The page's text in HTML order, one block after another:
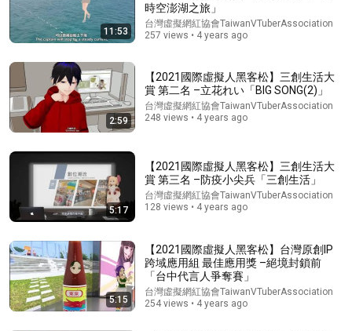
牛奶加上它，骨头烂成渣！吃一次骨头就破一个洞，骨科专家
1口都不敢碰，不想70岁一过就坐轮椅的，再喜欢都要忌口！
【家庭大医生】
《家有大中医》官方频道 • 706K views
11:53
時空澎湖之旅」
台灣虛擬網紅協會TaiwanVTuberAssociation
257 views • 4 years ago
2:59
【2021國際虛擬人黑客松】三創生活大
賞 第二名 –立花れい「BIG SONG(2)」
台灣虛擬網紅協會TaiwanVTuberAssociation
248 views • 4 years ago
5:17
【2021國際虛擬人黑客松】三創生活大
賞 第三名 –防疫小尖兵「三創生活」
台灣虛擬網紅協會TaiwanVTuberAssociation
128 views • 4 years ago
5:15
【2021國際虛擬人黑客松】台灣原創IP
跨域應用組 最佳應用獎 –絕境封鎖前
「台中代言人爭奪賽」
台灣虛擬網紅協會TaiwanVTuberAssociation
254 views • 4 years ago